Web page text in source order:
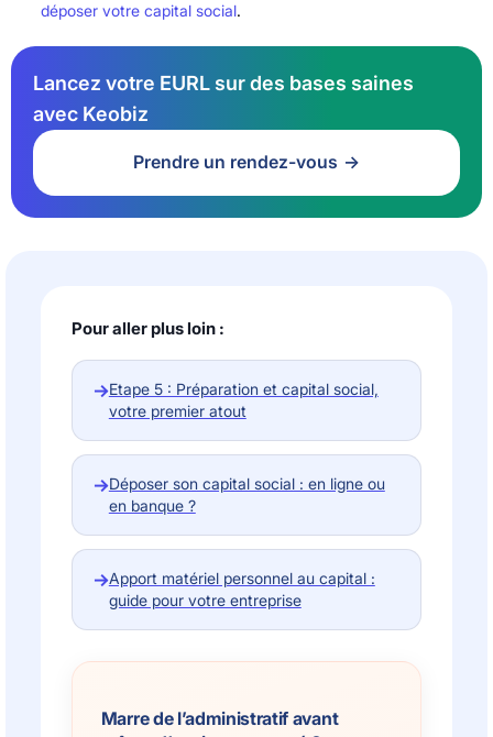
déposer votre capital social.
Lancez votre EURL sur des bases saines
avec Keobiz
Prendre un rendez-vous
Pour aller plus loin :
→Etape 5 : Préparation et capital social,
votre premier atout
→Déposer son capital social : en ligne ou
en banque ?
→Apport matériel personnel au capital :
guide pour votre entreprise
Marre de l’administratif avant